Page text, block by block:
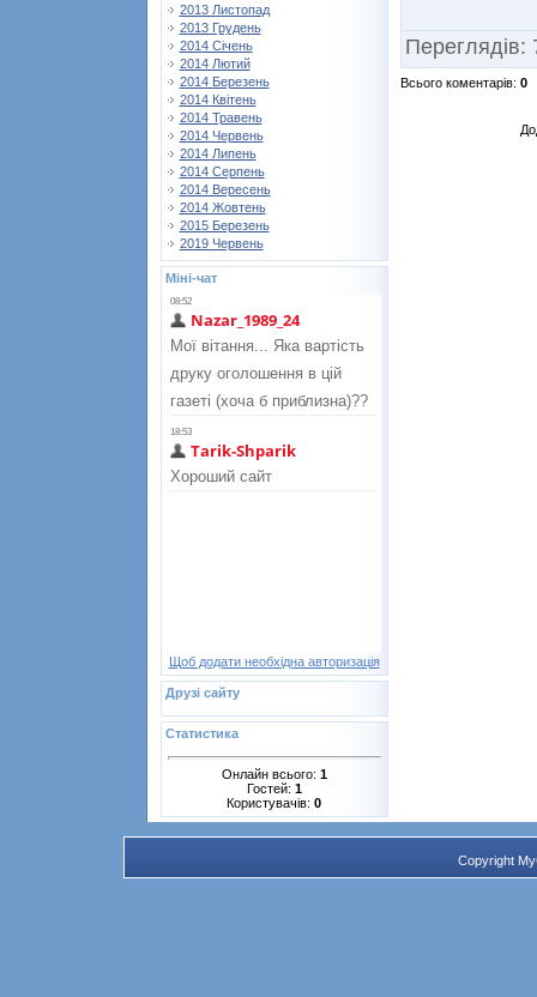
2013 Листопад
2013 Грудень
2014 Січень
2014 Лютий
2014 Березень
2014 Квітень
2014 Травень
2014 Червень
2014 Липень
2014 Серпень
2014 Вересень
2014 Жовтень
2015 Березень
2019 Червень
Міні-чат
Щоб додати необхідна авторизація
Друзі сайту
Статистика
Онлайн всього: 1
Гостей: 1
Користувачів: 0
Переглядів:
Всього коментарів: 0
Copyright